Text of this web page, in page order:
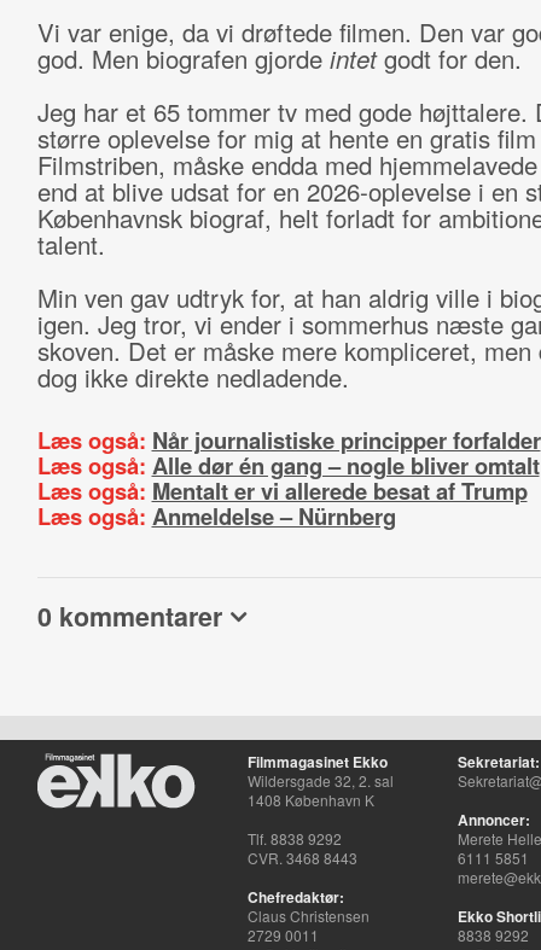
Vi var enige, da vi drøftede filmen. Den var
god. Men biografen gjorde intetgodt for den.
Jeg har et 65 tommer tv med gode højttalere.
større oplevelse for mig at hente en gratis
Filmstriben, måske endda med
end at blive udsat for en 2026-oplevelse i en
Københavnsk biograf, helt forladt for
talent.
Min ven gav udtryk for, at han aldrig ville i
igen. Jeg tror, vi ender i sommerhus næste
skoven. Det er måske mere kompliceret, men
dog ikke direkte nedladende.
Læs også: Når journalistiske principper forfalder
Læs også: Alle dør én gang – nogle bliver omtalt
Læs også: Mentalt er vi allerede besat af Trump
Læs også: Anmeldelse – Nürnberg
0 kommentarer
Filmmagasinet Ekko
Wildersgade 32, 2. sal
1408 København K
Tlf. 8838 9292
CVR. 3468 8443
Chefredaktør:
Claus Christensen
2729 0011
Sekretariat:
Annoncer:
Merete
6111 5851
Ekko
8838 9292